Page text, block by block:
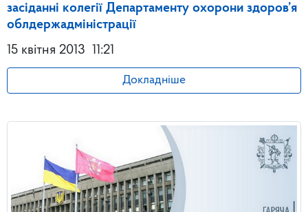
засіданні колегії Департаменту охорони здоров’я
облдержадміністрації
15 квітня 2013 11:21
Докладніше